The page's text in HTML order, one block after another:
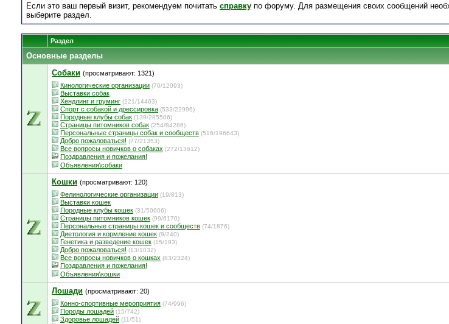
Если это ваш первый визит, рекомендуем почитать справку по форуму. Для размещения своих сообщений
выберите раздел.
Раздел
Основные разделы
Собаки (просматривают: 1321)
Кинологические организации (70/12093)
Выставки собак
Хендлинг и груминг (221/14463)
Спорт с собакой и дрессировка (533/22996)
Породные клубы собак (139/285506)
Страницы питомников собак (254/84286)
Персональные страницы собак и сообществ (516/196643)
Добро пожаловаться! (77/21353)
Все вопросы новичков о собаках (272/13612)
Поздравления и пожелания!
Объявления\собаки
Кошки (просматривают: 120)
Фелинологические организации (19/813)
Выставки кошек
Породные клубы кошек (31/50606)
Страницы питомников кошек (99/6170)
Персональные страницы кошек и сообществ (74/1876)
Диетология и кормление кошек (9/240)
Генетика и разведение кошек (15/193)
Добро пожаловаться! (13/1032)
Все вопросы новичков о кошках (83/2324)
Поздравления и пожелания!
Объявления\кошки
Лошади (просматривают: 20)
Конно-спортивные мероприятия (74/996)
Породы лошадей (15/742)
Здоровье лошадей (11/51)